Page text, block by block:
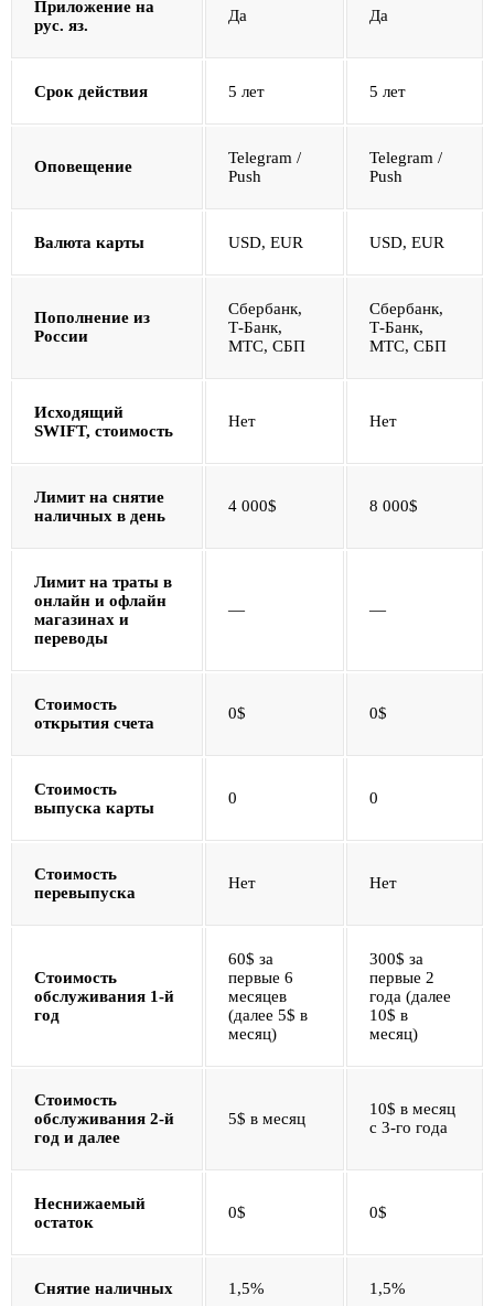
Приложение на
рус. яз.
Да Да
Срок действия 5 лет 5 лет
Оповещение
Telegram /
Push
Telegram /
Push
Валюта карты USD, EUR USD, EUR
Пополнение из
России
Сбербанк,
Т-Банк,
МТС, СБП
Сбербанк,
Т-Банк,
МТС, СБП
Исходящий
SWIFT, стоимость
Нет Нет
Лимит на снятие
наличных в день
4 000$ 8 000$
Лимит на траты в
онлайн и офлайн
магазинах и
переводы
— —
Стоимость
открытия счета
0$ 0$
Стоимость
выпуска карты
0 0
Стоимость
перевыпуска
Нет Нет
Стоимость
обслуживания 1-й
год
60$ за
первые 6
месяцев
(далее 5$ в
месяц)
300$ за
первые 2
года (далее
10$ в
месяц)
Стоимость
обслуживания 2-й
год и далее
5$ в месяц
10$ в месяц
с 3-го года
Неснижаемый
остаток
0$ 0$
Снятие наличных 1,5% 1,5%